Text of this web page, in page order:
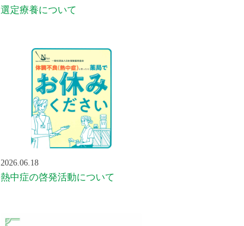
選定療養について
2026.06.18
熱中症の啓発活動について